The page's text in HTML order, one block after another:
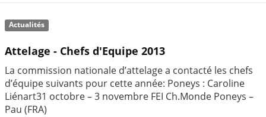
Actualités
Attelage - Chefs d'Equipe 2013
La commission nationale d’attelage a contacté les chefs
d’équipe suivants pour cette année: Poneys : Caroline
Liénart31 octobre – 3 novembre FEI Ch.Monde Poneys –
Pau (FRA)